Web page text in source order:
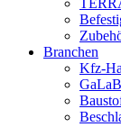
Branchen
Kfz-